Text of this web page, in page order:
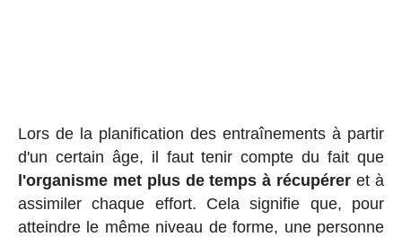
Lors de la planification des entraînements à partir
d'un certain âge, il faut tenir compte du fait que
l'organisme met plus de temps à récupérer et à
assimiler chaque effort. Cela signifie que, pour
atteindre le même niveau de forme, une personne